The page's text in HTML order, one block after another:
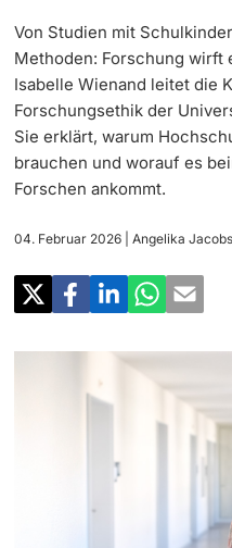
weitere Informationen
weitere Informationen
Newsletter
Universität in den Medien
Veranstaltungskalender
‡ ‡ ‡ ‡ ‡ ‡ ‡ ‡ ‡ ‡ ‡ ‡
UNI NOVA
Service für Medien
‡ ‡ ‡ ‡ ‡ ‡ ‡ ‡ ‡ ‡ ‡ ‡ ‡ ‡ ‡ ‡ ‡ ‡ ‡
‡ ‡ ‡ ‡ ‡ ‡ ‡ ‡ ‡ ‡ ‡ ‡
‡ ‡ ‡ ‡ ‡ ‡ ‡ ‡ ‡ ‡ ‡ ‡ ‡ ‡ ‡ ‡
Lehre
‡ ‡ ‡ ‡ ‡ ‡ ‡ ‡ ‡ ‡ ‡ ‡ ‡ ‡ ‡ ‡ ‡ ‡ ‡
Weiterbildung
‡ ‡ ‡ ‡ ‡ ‡ ‡ ‡ ‡ ‡ ‡ ‡ ‡ ‡ ‡ ‡ ‡ ‡ ‡
Universität
Von Studien mit
Methoden: Forschung wirft
Isabelle Wienand leitet die
Forschungsethik der
Sie erklärt, warum
brauchen und worauf es
Forschen ankommt.
04. Februar 2026 | Angelika Jacobs